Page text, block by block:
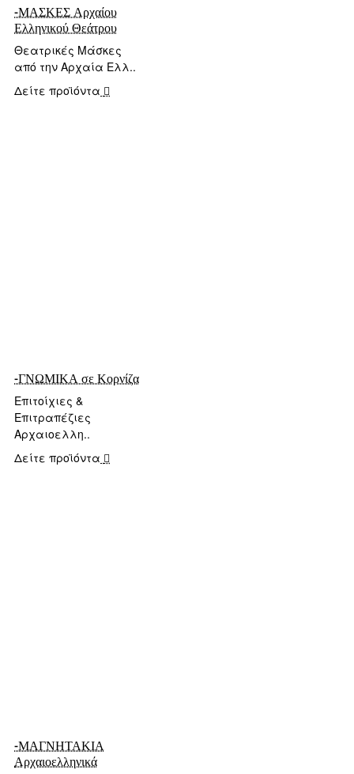
-ΜΑΣΚΕΣ Αρχαίου
Ελληνικού Θεάτρου
Θεατρικές Μάσκες
από την Αρχαία Ελλ..
Δείτε προϊόντα
-ΓΝΩΜΙΚΑ σε Κορνίζα
Επιτοίχιες &
Επιτραπέζιες
Αρχαιοελλη..
Δείτε προϊόντα
-ΜΑΓΝΗΤΑΚΙΑ
Αρχαιοελληνικά